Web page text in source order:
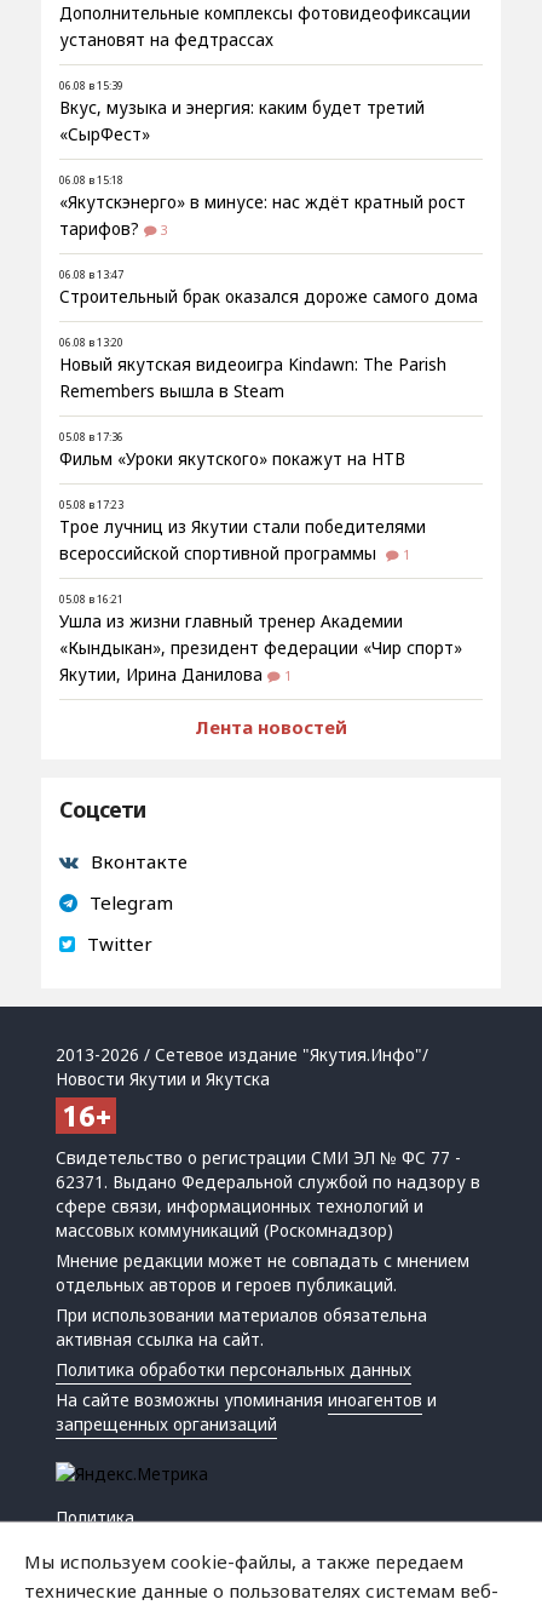
Дополнительные комплексы фотовидеофиксации
установят на федтрассах
06.08 в 15:39
Вкус, музыка и энергия: каким будет третий
«СырФест»
06.08 в 15:18
«Якутскэнерго» в минусе: нас ждёт кратный рост
тарифов?
3
06.08 в 13:47
Строительный брак оказался дороже самого дома
06.08 в 13:20
Новый якутская видеоигра Kindawn: The Parish
Remembers вышла в Steam
05.08 в 17:36
Фильм «Уроки якутского» покажут на НТВ
05.08 в 17:23
Трое лучниц из Якутии стали победителями
всероссийской спортивной программы
1
05.08 в 16:21
Ушла из жизни главный тренер Академии
«Кындыкан», президент федерации «Чир спорт»
Якутии, Ирина Данилова
1
Лента новостей
Соцсети
Вконтакте
Telegram
Twitter
2013-2026 / Сетевое издание "Якутия.Инфо"/
Новости Якутии и Якутска
Свидетельство о регистрации СМИ ЭЛ № ФС 77 -
62371. Выдано Федеральной службой по надзору в
сфере связи, информационных технологий и
массовых коммуникаций (Роскомнадзор)
Мнение редакции может не совпадать с мнением
отдельных авторов и героев публикаций.
При использовании материалов обязательна
активная ссылка на сайт.
Политика обработки персональных данных
На сайте возможны упоминанияиноагентов и
запрещенных организаций
Политика
Мы используем cookie-файлы, а также передаем
технические данные о пользователях системам веб-